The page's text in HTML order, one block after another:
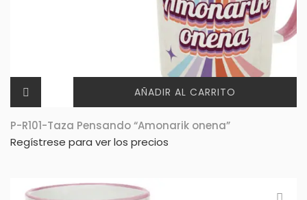
AÑADIR AL CARRITO
P-R101-Taza Pensando “Amonarik onena”
Regístrese para ver los precios